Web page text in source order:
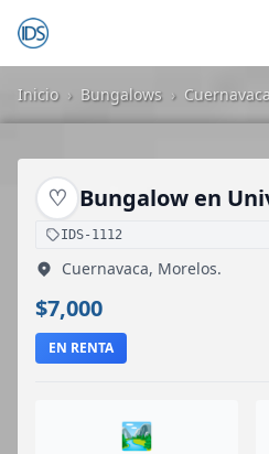
Inicio › Bungalows ›
♡ Bungalow en
IDS-1112
Cuernavaca, Morelos.
$7,000
EN RENTA
🏞️